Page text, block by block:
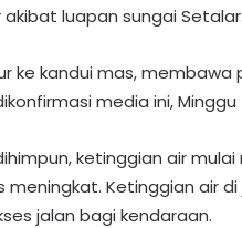
luapan sungai Setalar.
ke kandui mas,
media ini,
ketinggian air mulai
meningkat. Ketinggian air
jalan bagi kendaraan.